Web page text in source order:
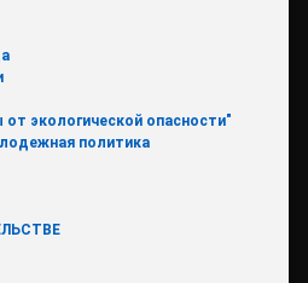
экологической опасности"
политика